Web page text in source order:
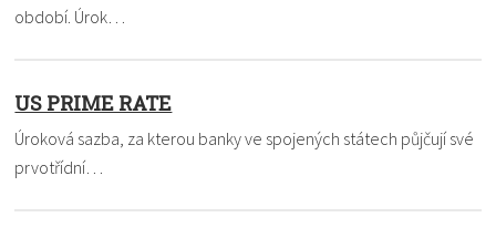
období. Úrok…
US PRIME RATE
Úroková sazba, za kterou banky ve spojených státech půjčují své
prvotřídní…